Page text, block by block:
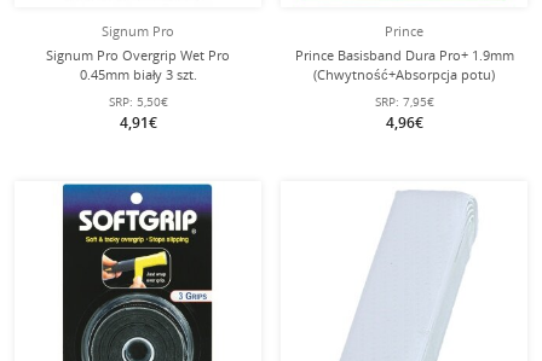
Signum Pro
Signum Pro Overgrip Wet Pro
0.45mm biały 3 szt.
SRP: 5,50€
4,91€
Prince
Prince Basisband Dura Pro+ 1.9mm
(Chwytność+Absorpcja potu)
jasnoszary - 1 sztuka
SRP: 7,95€
4,96€